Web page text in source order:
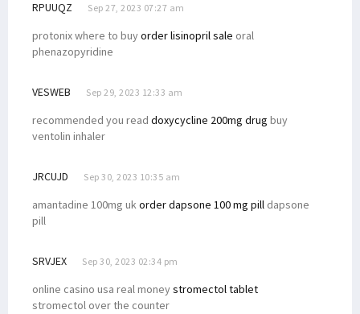
RPUUQZ Sep 27, 2023 07:27 am
protonix where to buyorder lisinopril sale oral
phenazopyridine
VESWEB Sep 29, 2023 12:33 am
recommended you read doxycycline 200mg drug buy
ventolin inhaler
JRCUJD Sep 30, 2023 10:35 am
amantadine 100mg ukorder dapsone 100 mg pill dapsone
pill
SRVJEX Sep 30, 2023 02:34 pm
online casino usa real moneystromectol tablet
stromectol over the counter